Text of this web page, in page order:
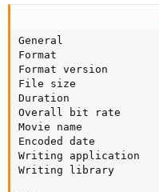
General
Format
Format version
File size
Duration
Overall bit rate
Movie name
Encoded date
Writing application
Writing library